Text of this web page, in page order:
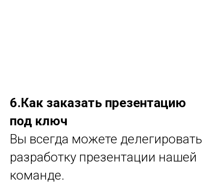
6.Как заказать презентацию
под ключ
Вы всегда можете делегировать
разработку презентации нашей
команде.